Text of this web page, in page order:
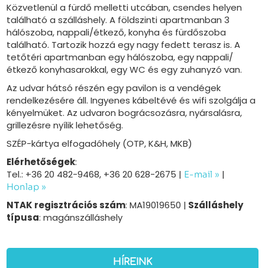
Közvetlenül a fürdő melletti utcában, csendes helyen
található a szálláshely. A földszinti apartmanban 3
hálószoba, nappali/étkező, konyha és fürdőszoba
található. Tartozik hozzá egy nagy fedett terasz is. A
tetőtéri apartmanban egy hálószoba, egy nappali/
étkező konyhasarokkal, egy WC és egy zuhanyzó van.
Az udvar hátsó részén egy pavilon is a vendégek
rendelkezésére áll. Ingyenes kábeltévé és wifi szolgálja a
kényelmüket. Az udvaron bográcsozásra, nyársalásra,
grillezésre nyílik lehetőség.
SZÉP-kártya elfogadóhely (OTP, K&H, MKB)
Elérhetőségek:
Tel.: +36 20 482-9468, +36 20 628-2675 | E-mail » |
Honlap »
NTAK regisztrációs szám: MA19019650 | Szálláshely
típusa: magánszálláshely
HÍREINK